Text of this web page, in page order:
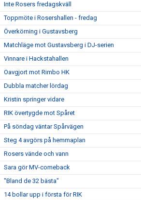
Inte Rosers fredagskväll
Toppmöte i Rosershallen - fredag
Överkörning i Gustavsberg
Matchläge mot Gustavsberg i DJ-serien
Vinnare i Hackstahallen
Oavgjort mot Rimbo HK
Dubbla matcher lördag
Kristin springer vidare
RIK övertygde mot Spåret
På söndag väntar Spårvägen
Steg 4 avgörs på hemmaplan
Rosers vände och vann
Sara gör MV-comeback
"Bland de 32 bästa"
14 bollar upp i första för RIK